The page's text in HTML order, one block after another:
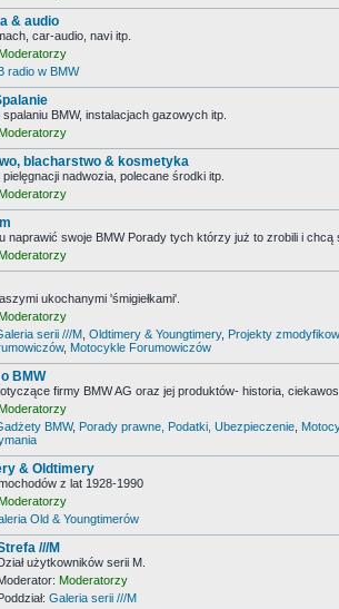
& audio
car-audio, navi itp.
Moderatorzy
radio w BMW
BMW, instalacjach gazowych itp.
Moderatorzy
blacharstwo & kosmetyka
nadwozia, polecane środki itp.
Moderatorzy
naprawić swoje BMW Porady tych którzy już to zrobili i
Moderatorzy
ukochanymi 'śmigiełkami'.
Moderatorzy
serii ///M Oldtimery & Youngtimery, Projekty
, Motocykle Forumowiczów
BMW
firmy BMW AG oraz jej produktów- historia,
Moderatorzy
BMW, Porady prawne, Podatki, Ubezpieczenie
& Oldtimery
z lat 1928-1990
Moderatorzy
Old & Youngtimerów
///M
użytkowników serii M.
Moderatorzy
Galeria serii ///M